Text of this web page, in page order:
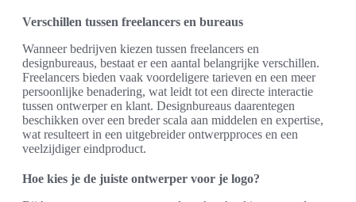
Verschillen tussen freelancers en bureaus
Wanneer bedrijven kiezen tussen freelancers en
designbureaus, bestaat er een aantal belangrijke verschillen.
Freelancers bieden vaak voordeligere tarieven en een meer
persoonlijke benadering, wat leidt tot een directe interactie
tussen ontwerper en klant. Designbureaus daarentegen
beschikken over een breder scala aan middelen en expertise,
wat resulteert in een uitgebreider ontwerpproces en een
veelzijdiger eindproduct.
Hoe kies je de juiste ontwerper voor je logo?